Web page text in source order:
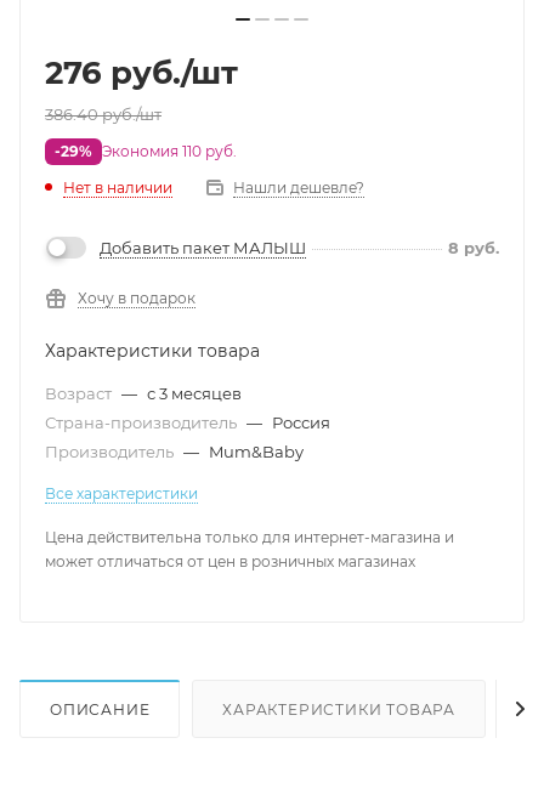
276 руб./шт
386.40руб./шт
-29% Экономия 110 руб.
Нет в наличии
Нашли дешевле?
Добавить пакет МАЛЫШ 8 руб.
Хочу в подарок
Характеристики товара
Возраст — с 3 месяцев
Страна-производитель — Россия
Производитель — Mum&Baby
Все характеристики
Цена действительна только для интернет-магазина и
может отличаться от цен в розничных магазинах
ОПИСАНИЕ ХАРАКТЕРИСТИКИ ТОВАРА